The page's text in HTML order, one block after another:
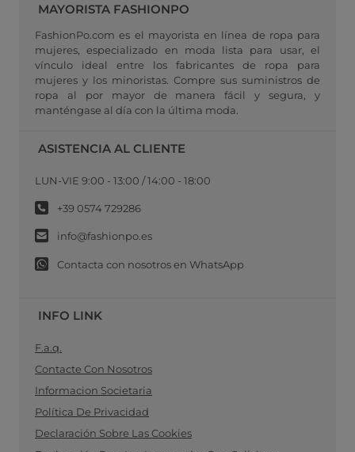
MAYORISTA FASHIONPO
FashionPo.com es el mayorista en línea de ropa para
mujeres, especializado en moda lista para usar, el
vínculo ideal entre los fabricantes de ropa para
mujeres y los minoristas. Compre sus suministros de
ropa al por mayor de manera fácil y segura, y
manténgase al día con la última moda.
ASISTENCIA AL CLIENTE
LUN-VIE 9:00 - 13:00 / 14:00 - 18:00
+39 0574 729286
info@fashionpo.es
Contacta con nosotros en WhatsApp
INFO LINK
F.a.q.
Contacte Con Nosotros
Informacion Societaria
Política De Privacidad
Declaración Sobre Las Cookies